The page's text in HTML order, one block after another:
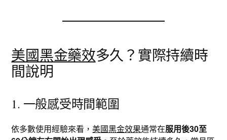
美國黑金藥效多久？實際持續時
間說明
1. 一般感受時間範圍
依多數使用經驗來看，美國黑金效果通常在服用後30至